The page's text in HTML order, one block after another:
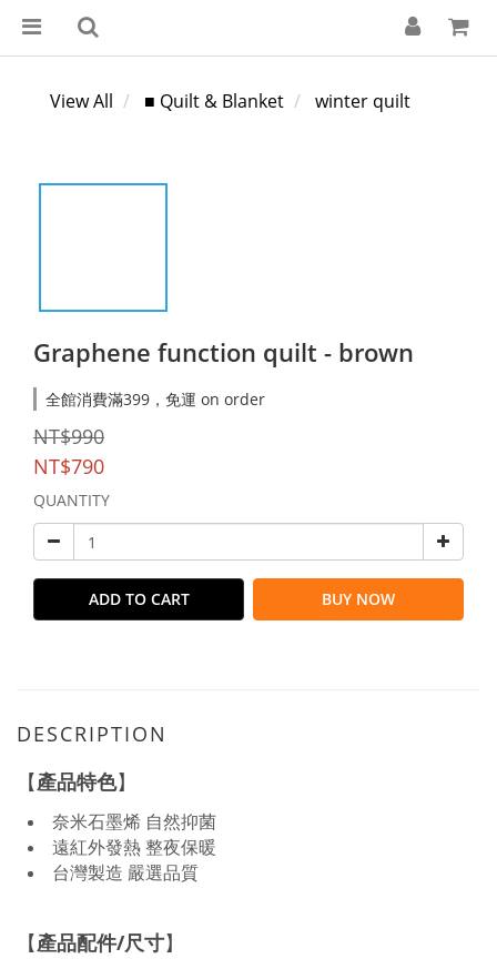
View All ■ Quilt & Blanket winter quilt
Graphene function quilt - brown
全館消費滿399，免運 on order
NT$990
NT$790
QUANTITY
ADD TO CART BUY NOW
DESCRIPTION
【 產品特色】
奈米石墨烯 自然抑菌
遠紅外發熱 整夜保暖
台灣製造 嚴選品質
【 產品配件/尺寸】